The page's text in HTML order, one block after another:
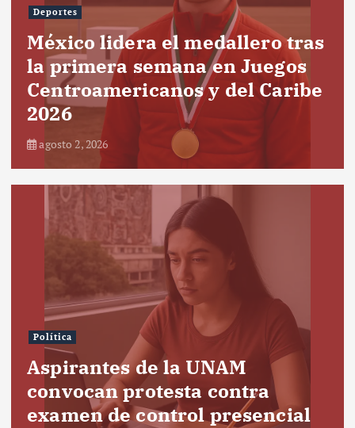
Deportes
México lidera el medallero tras
la primera semana en Juegos
Centroamericanos y del Caribe
2026
agosto 2, 2026
Política
Aspirantes de la UNAM
convocan protesta contra
examen de control presencial